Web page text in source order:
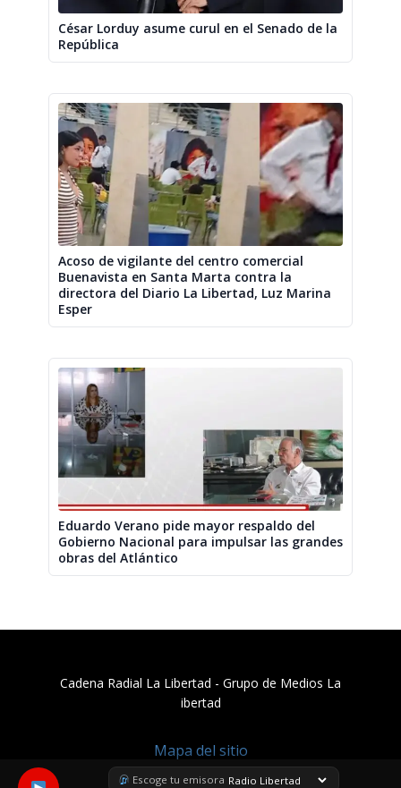
César Lorduy asume curul en el Senado de la
República
Acoso de vigilante del centro comercial
Buenavista en Santa Marta contra la
directora del Diario La Libertad, Luz Marina
Esper
Eduardo Verano pide mayor respaldo del
Gobierno Nacional para impulsar las grandes
obras del Atlántico
Escoge tu emisora
Cadena Radial La Libertad​ - Grupo de Medios La
ibertad
Mapa del sitio